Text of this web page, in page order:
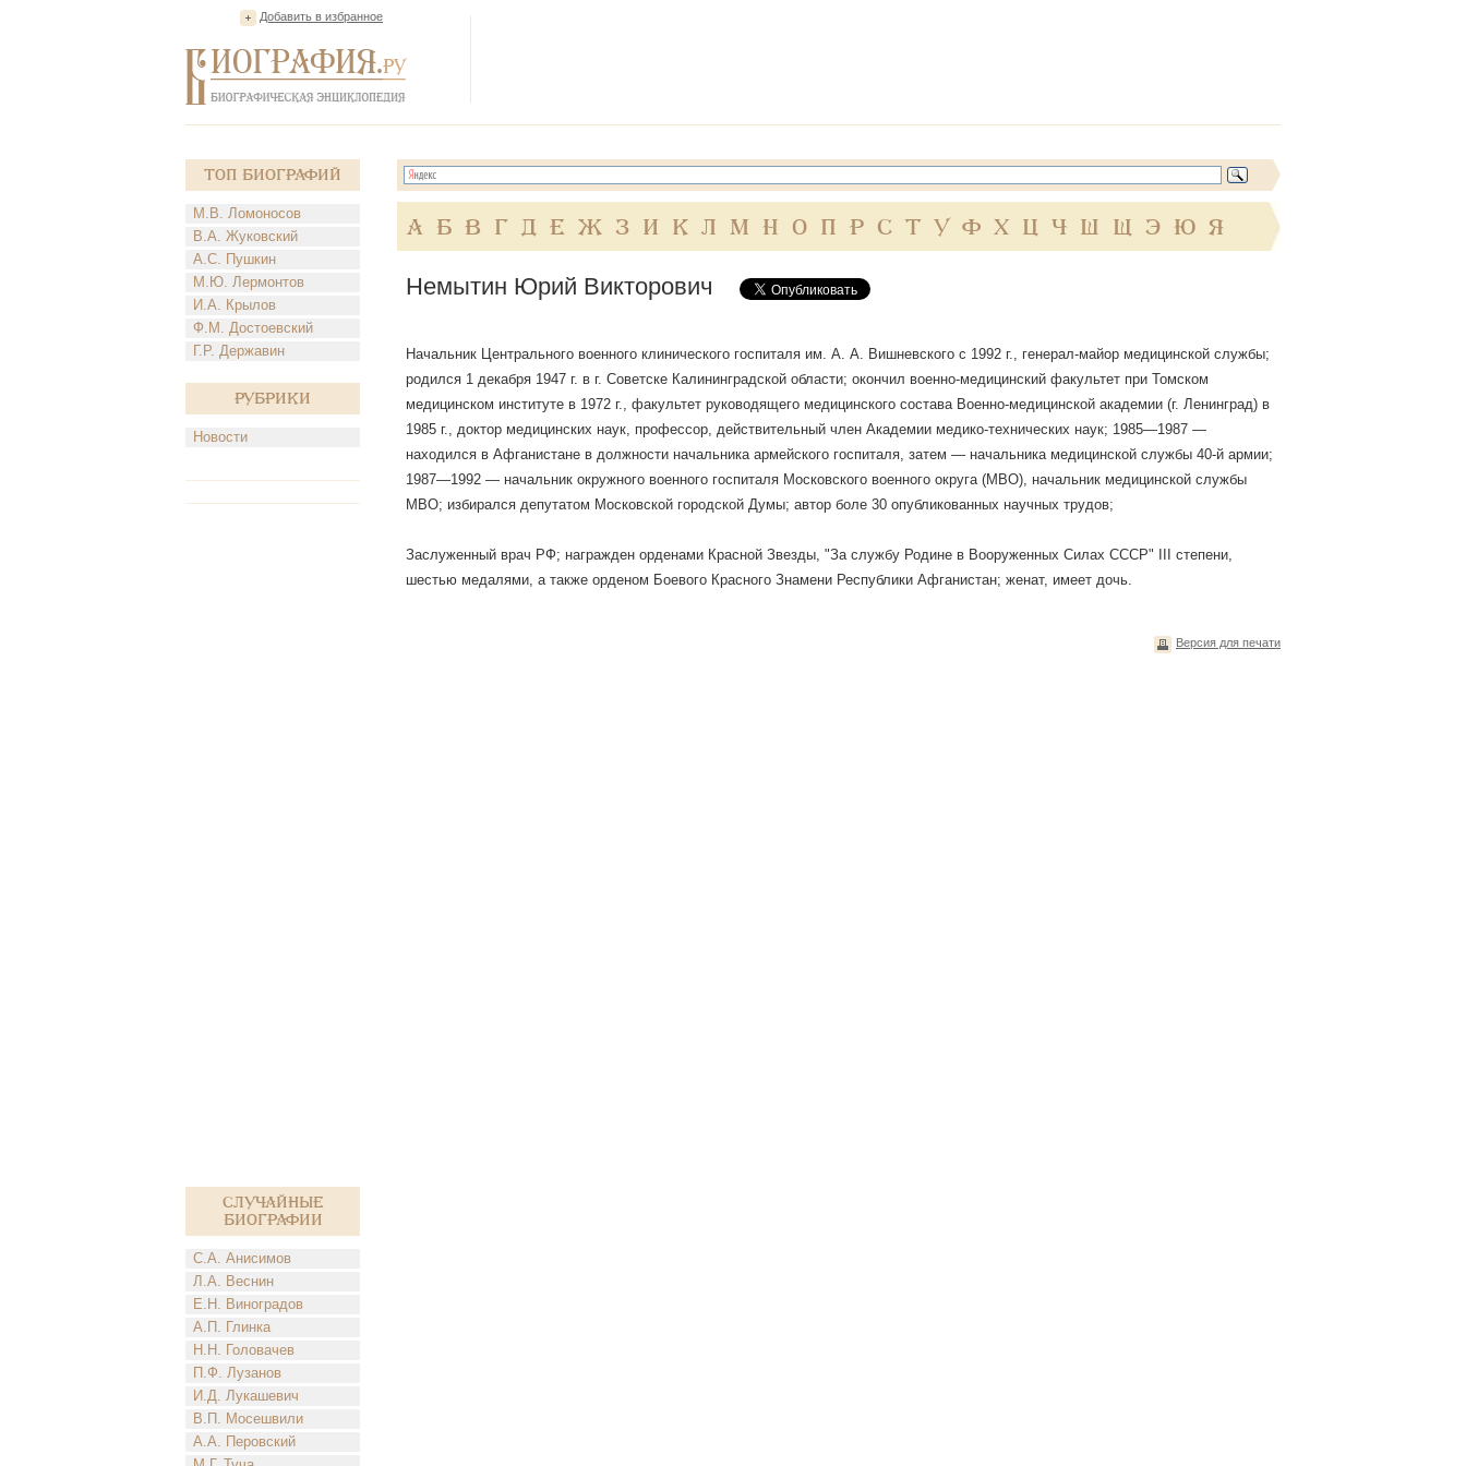
Добавить в избранное
Топ Биографий
М.В. Ломоносов
В.А. Жуковский
А.С. Пушкин
М.Ю. Лермонтов
И.А. Крылов
Ф.М. Достоевский
Г.Р. Державин
Рубрики
Новости
Случайные
биографии
С.А. Анисимов
Л.А. Веснин
Е.Н. Виноградов
А.П. Глинка
Н.Н. Головачев
П.Ф. Лузанов
И.Д. Лукашевич
В.П. Мосешвили
А.А. Перовский
А Б В Г Д Е Ж З И К Л М Н О П Р С Т У Ф Х Ц Ч Ш Щ Э Ю Я
Немытин Юрий Викторович
Начальник Центрального военного клинического госпиталя им. А. А. Вишневского с 1992 г., генерал-майор медицинской службы;
родился 1 декабря 1947 г. в г. Советске Калининградской области; окончил военно-медицинский факультет при Томском
медицинском институте в 1972 г., факультет руководящего медицинского состава Военно-медицинской академии (г. Ленинград) в
1985 г., доктор медицинских наук, профессор, действительный член Академии медико-технических наук; 1985—1987 —
находился в Афганистане в должности начальника армейского госпиталя, затем — начальника медицинской службы 40-й армии;
1987—1992 — начальник окружного военного госпиталя Московского военного округа (МВО), начальник медицинской службы
МВО; избирался депутатом Московской городской Думы; автор боле 30 опубликованных научных трудов;
Заслуженный врач РФ; награжден орденами Красной Звезды, "За службу Родине в Вооруженных Силах СССР" III степени,
шестью медалями, а также орденом Боевого Красного Знамени Республики Афганистан; женат, имеет дочь.
Версия для печати